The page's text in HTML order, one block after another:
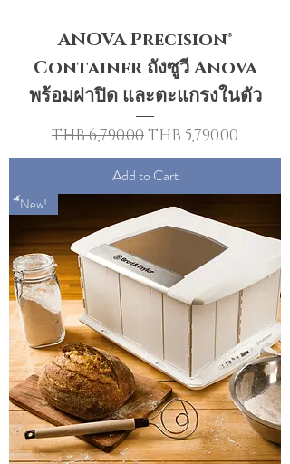
ANOVA Precision®
Container ถังซูวี Anova
พร้อมฝาปิด และตะแกรงในตัว
Regular Price
THB 6,790.00Sale Price
THB 5,790.00
Add to Cart
ื์New!